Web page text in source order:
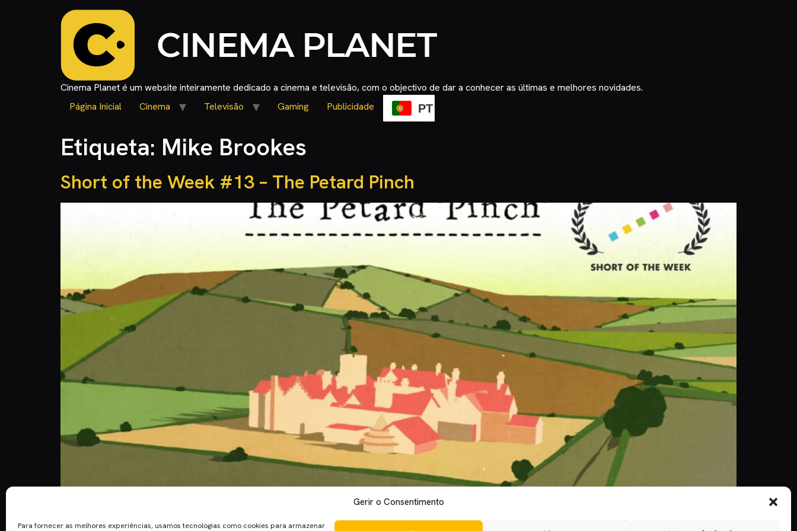
Gerir o Consentimento
Para fornecer as melhores experiências, usamos tecnologias como cookies para armazenar
Cinema Planet é um website inteiramente dedicado a cinema e televisão, com o objectivo de dar a conhecer as últimas e melhores novidades.
Página Inicial
Cinema Televisão Gaming Publicidade PT
Etiqueta: Mike Brookes
Short of the Week #13 – The Petard Pinch
recuperar documentos Nazis que estão dentro de um U-Boat (submarino alemão) entre os quais estão livros de códigos da máquina Enigma que posteriormente